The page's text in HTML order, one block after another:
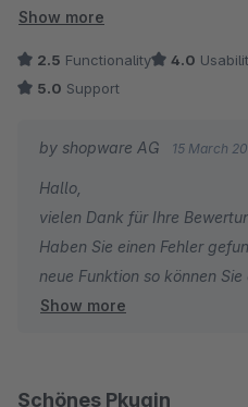
Newsletter zu bekommen.
Modul -LInk einsetzen-
Show more
2.5 Functionality 4.0
5.0 Support
by shopware AG 15 March
Hallo,
vielen Dank für Ihre
Haben Sie einen Fehler
neue Funktion so können
unseren Issue-Tracker
verfolgen und für eine
Show more
Schönes Pkugin